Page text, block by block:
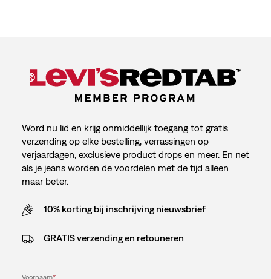
Word nu lid en krijg onmiddellijk toegang tot gratis
verzending op elke bestelling, verrassingen op
verjaardagen, exclusieve product drops en meer. En net
als je jeans worden de voordelen met de tijd alleen
maar beter.
10% korting bij inschrijving nieuwsbrief
GRATIS verzending en retouneren
Voornaam*